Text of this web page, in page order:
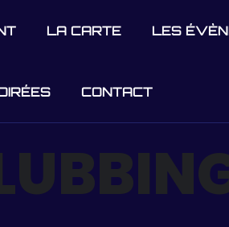
LA CARTE LES
CONTACT